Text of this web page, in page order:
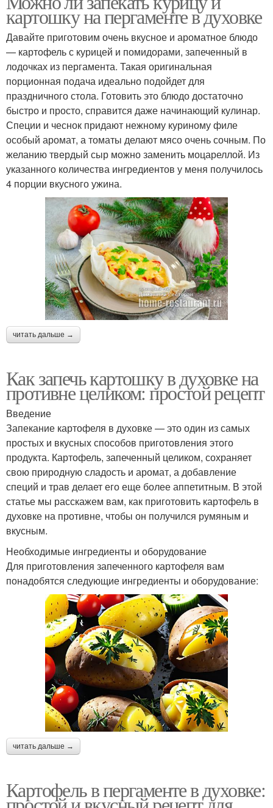
картошку на пергаменте в духовке
Давайте приготовим очень вкусное и ароматное блюдо
— картофель с курицей и помидорами, запеченный в
лодочках из пергамента. Такая оригинальная
порционная подача идеально подойдет для
праздничного стола. Готовить это блюдо достаточно
быстро и просто, справится даже начинающий кулинар.
Специи и чеснок придают нежному куриному филе
особый аромат, а томаты делают мясо очень сочным. По
желанию твердый сыр можно заменить моцареллой. Из
указанного количества ингредиентов у меня получилось
4 порции вкусного ужина.
читать дальше →
Как запечь картошку в духовке на
противне целиком: простой рецепт
Введение
Запекание картофеля в духовке — это один из самых
простых и вкусных способов приготовления этого
продукта. Картофель, запеченный целиком, сохраняет
свою природную сладость и аромат, а добавление
специй и трав делает его еще более аппетитным. В этой
статье мы расскажем вам, как приготовить картофель в
духовке на противне, чтобы он получился румяным и
вкусным.
Необходимые ингредиенты и оборудование
Для приготовления запеченного картофеля вам
понадобятся следующие ингредиенты и оборудование:
читать дальше →
Картофель в пергаменте в духовке: